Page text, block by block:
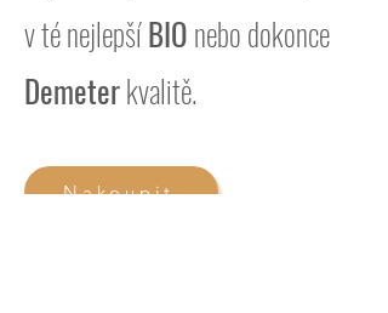
v té nejlepšíBIOnebo dokonce
Demeterkvalitě.
Nakoupit